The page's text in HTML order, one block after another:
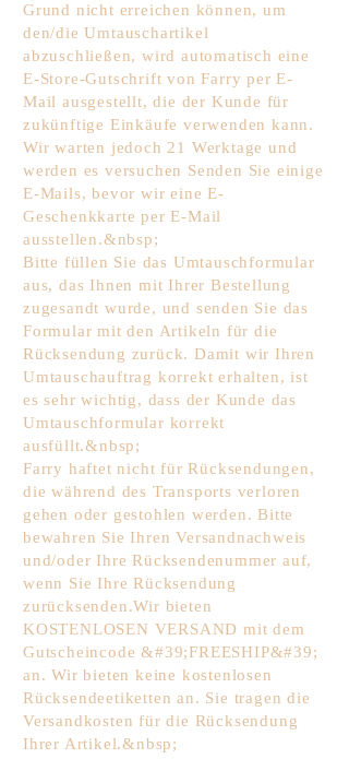
Grund nicht erreichen können, um
den/die Umtauschartikel
abzuschließen, wird automatisch eine
E-Store-Gutschrift von Farry per E-
Mail ausgestellt, die der Kunde für
zukünftige Einkäufe verwenden kann.
Wir warten jedoch 21 Werktage und
werden es versuchen Senden Sie einige
E-Mails, bevor wir eine E-
Geschenkkarte per E-Mail
ausstellen.&nbsp;
Bitte füllen Sie das Umtauschformular
aus, das Ihnen mit Ihrer Bestellung
zugesandt wurde, und senden Sie das
Formular mit den Artikeln für die
Rücksendung zurück. Damit wir Ihren
Umtauschauftrag korrekt erhalten, ist
es sehr wichtig, dass der Kunde das
Umtauschformular korrekt
ausfüllt.&nbsp;
Farry haftet nicht für Rücksendungen,
die während des Transports verloren
gehen oder gestohlen werden. Bitte
bewahren Sie Ihren Versandnachweis
und/oder Ihre Rücksendenummer auf,
wenn Sie Ihre Rücksendung
zurücksenden.Wir bieten
KOSTENLOSEN VERSAND mit dem
Gutscheincode &#39;FREESHIP&#39;
an. Wir bieten keine kostenlosen
Rücksendeetiketten an. Sie tragen die
Versandkosten für die Rücksendung
Ihrer Artikel.&nbsp;